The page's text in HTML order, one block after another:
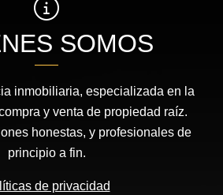
SOMOS
inmobiliaria, especializada en la
y venta de propiedad raíz.
honestas, y profesionales de
principio a fin.
de privacidad